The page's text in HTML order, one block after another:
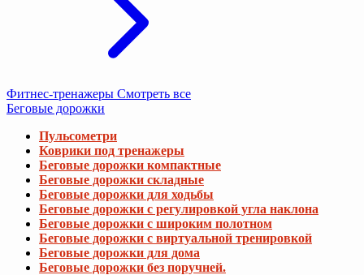
Фитнес-тренажеры Смотреть все
Беговые дорожки
Пульсометри
Коврики под тренажеры
Беговые дорожки компактные
Беговые дорожки складные
Беговые дорожки для ходьбы
Беговые дорожки с регулировкой угла наклона
Беговые дорожки с широким полотном
Беговые дорожки с виртуальной тренировкой
Беговые дорожки для дома
Беговые дорожки без поручней.